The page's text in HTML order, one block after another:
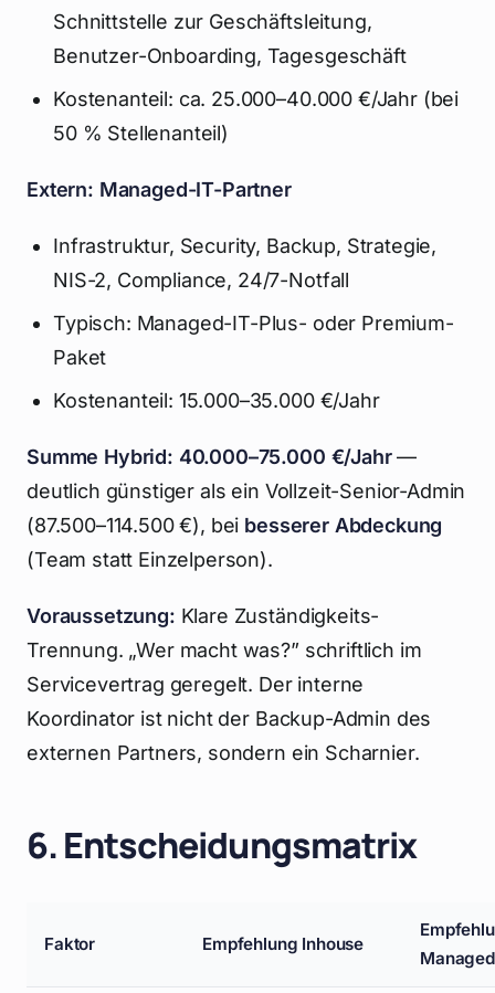
Schnittstelle zur Geschäftsleitung,
Benutzer-Onboarding, Tagesgeschäft
Kostenanteil: ca. 25.000–40.000 €/Jahr (bei
50 % Stellenanteil)
Extern: Managed-IT-Partner
Infrastruktur, Security, Backup, Strategie,
NIS-2, Compliance, 24/7-Notfall
Typisch: Managed-IT-Plus- oder Premium-
Paket
Kostenanteil: 15.000–35.000 €/Jahr
Summe Hybrid: 40.000–75.000 €/Jahr—
deutlich günstiger als ein Vollzeit-Senior-Admin
(87.500–114.500 €), bei besserer Abdeckung
(Team statt Einzelperson).
Voraussetzung: Klare Zuständigkeits-
Trennung. „Wer macht was?” schriftlich im
Servicevertrag geregelt. Der interne
Koordinator ist nicht der Backup-Admin des
externen Partners, sondern ein Scharnier.
6. Entscheidungsmatrix
Faktor Empfehlung Inhouse
Managed